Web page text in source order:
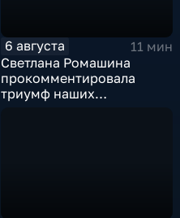
6 августа
11 мин
Светлана Ромашина
прокомментировала
триумф наших